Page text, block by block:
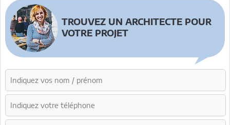
TROUVEZ UN ARCHITECTE POUR
VOTRE PROJET